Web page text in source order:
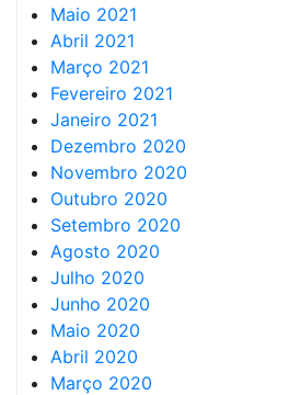
Maio 2021
Abril 2021
Março 2021
Fevereiro 2021
Janeiro 2021
Dezembro 2020
Novembro 2020
Outubro 2020
Setembro 2020
Agosto 2020
Julho 2020
Junho 2020
Maio 2020
Abril 2020
Março 2020